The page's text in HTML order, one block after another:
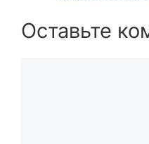
Оставьте